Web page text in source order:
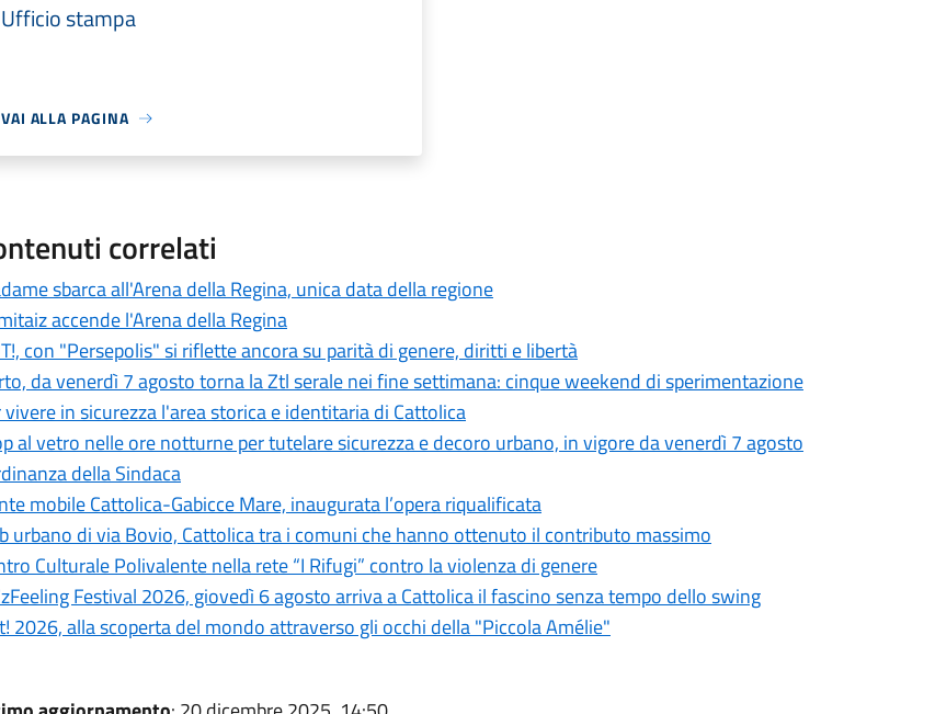
Ufficio stampa
VAI ALLA PAGINA
correlati
sbarca all'Arena della Regina, unica data della regione
accende l'Arena della Regina
con "Persepolis" si riflette ancora su parità di genere, diritti e libertà
da venerdì 7 agosto torna la Ztl serale nei fine settimana: cinque weekend di sperimentazione
vivere in sicurezza l'area storica e identitaria di Cattolica
al vetro nelle ore notturne per tutelare sicurezza e decoro urbano, in vigore da venerdì 7 agosto
della Sindaca
mobile Cattolica-Gabicce Mare, inaugurata l’opera riqualificata
urbano di via Bovio, Cattolica tra i comuni che hanno ottenuto il contributo massimo
Culturale Polivalente nella rete “I Rifugi” contro la violenza di genere
Festival 2026, giovedì 6 agosto arriva a Cattolica il fascino senza tempo dello swing
2026, alla scoperta del mondo attraverso gli occhi della "Piccola Amélie"